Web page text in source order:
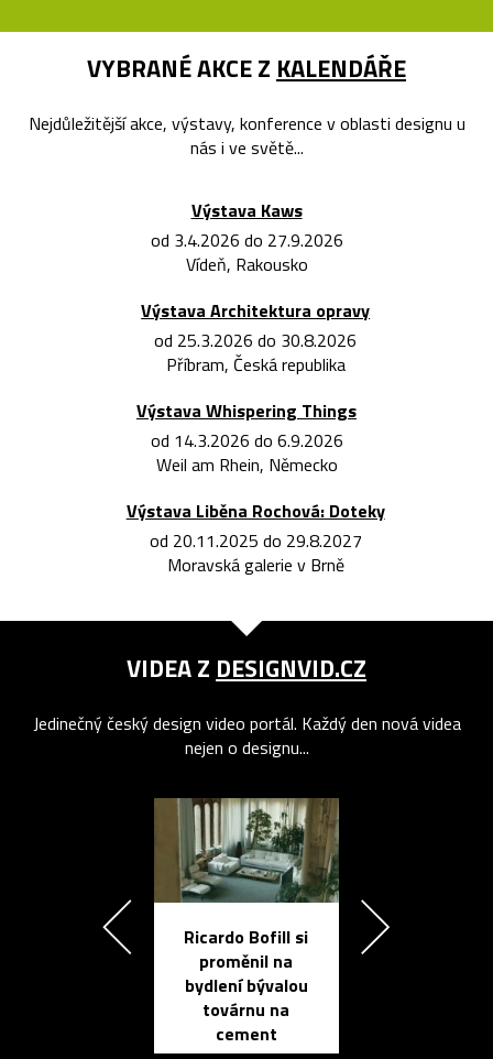
VYBRANÉ AKCE Z KALENDÁŘE
Nejdůležitější akce, výstavy, konference v oblasti designu u
nás i ve světě...
Výstava Kaws
od 3.4.2026 do 27.9.2026
Vídeň, Rakousko
Výstava Architektura opravy
od 25.3.2026 do 30.8.2026
Příbram, Česká republika
Výstava Whispering Things
od 14.3.2026 do 6.9.2026
Weil am Rhein, Německo
Výstava Liběna Rochová: Doteky
od 20.11.2025 do 29.8.2027
Moravská galerie v Brně
VIDEA Z DESIGNVID.CZ
Jedinečný český design video portál. Každý den nová videa
nejen o designu...
Ricardo Bofill si
proměnil na
bydlení bývalou
továrnu na
cement